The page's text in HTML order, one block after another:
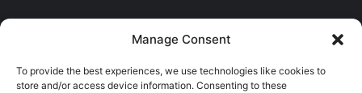
Manage Consent
To provide the best experiences, we use technologies like cookies to
store and/or access device information. Consenting to these